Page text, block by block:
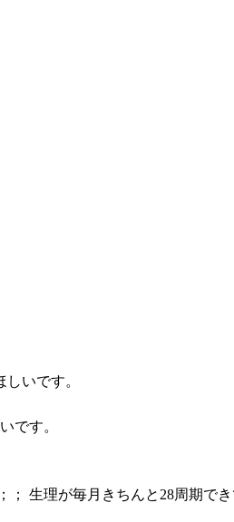
いです。
です。
生理が毎月きちんと28周期で